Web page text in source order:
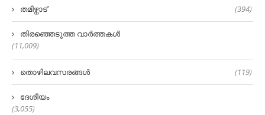
തമിഴ്നാട് (394)
തിരഞ്ഞെടുത്ത വാർത്തകൾ
(11,009)
തൊഴിലവസരങ്ങൾ (119)
ദേശീയം
(3,055)